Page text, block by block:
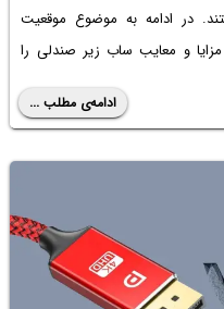
در ادامه به موضوع موقعیت
و معایب ساب زیر صندلی را
ادامه‌ی مطلب ...